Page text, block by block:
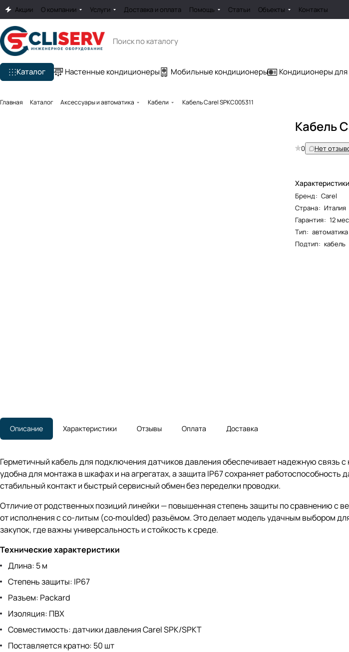
Акции О компании Услуги Доставка и оплата Помощь Статьи Объекты Контакты
Каталог Настенные кондиционеры Мобильные кондиционеры Кондиционеры для
Главная Каталог Аксессуары и автоматика Кабели Кабель Carel SPKC005311
Кабель
0 Нет
Характеристики
Бренд: Carel
Страна: Италия
Гарантия: 12 мес
Тип: автоматика
Подтип: кабель
Описание Характеристики Отзывы Оплата Доставка
Герметичный кабель для подключения датчиков давления обеспечивает надежную связь
удобна для монтажа в шкафах и на агрегатах, а защита IP67 сохраняет
стабильный контакт и быстрый сервисный обмен без переделки проводки.
Отличие от родственных позиций линейки — повышенная степень защиты по сравнению с
от исполнения с со-литым (co‑moulded) разъёмом. Это делает модель удачным выбором
закупок, где важны универсальность и стойкость к среде.
Технические характеристики
Длина: 5 м
Степень защиты: IP67
Разъем: Packard
Изоляция: ПВХ
Совместимость: датчики давления Carel SPK/SPKT
Поставляется кратно: 50 шт